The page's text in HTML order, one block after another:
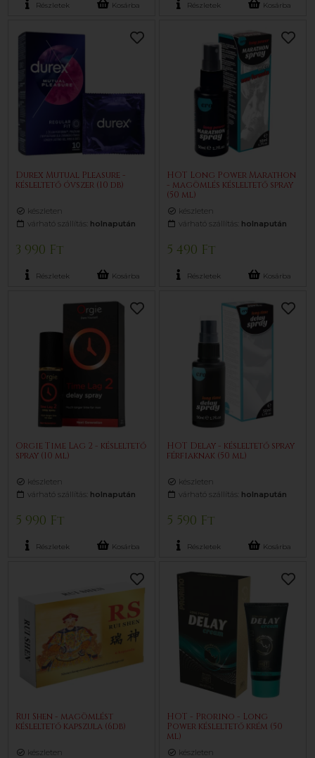
Részletek Kosárba Részletek Kosárba
Durex Mutual Pleasure -
késleltető óvszer (10 db)
készleten
várható szállítás: holnapután
3 990 Ft
Részletek Kosárba
HOT Long Power Marathon
- magömlés késleltető spray
(50 ml)
készleten
várható szállítás: holnapután
5 490 Ft
Részletek Kosárba
Orgie Time Lag 2 - késleltető
spray (10 ml)
készleten
várható szállítás: holnapután
5 990 Ft
Részletek Kosárba
HOT Delay - késleltető spray
férfiaknak (50 ml)
készleten
várható szállítás: holnapután
5 590 Ft
Részletek Kosárba
Rui Shen - magömlést
késleltető kapszula (6db)
készleten
HOT - Prorino - Long
Power késleltető krém (50
ml)
készleten